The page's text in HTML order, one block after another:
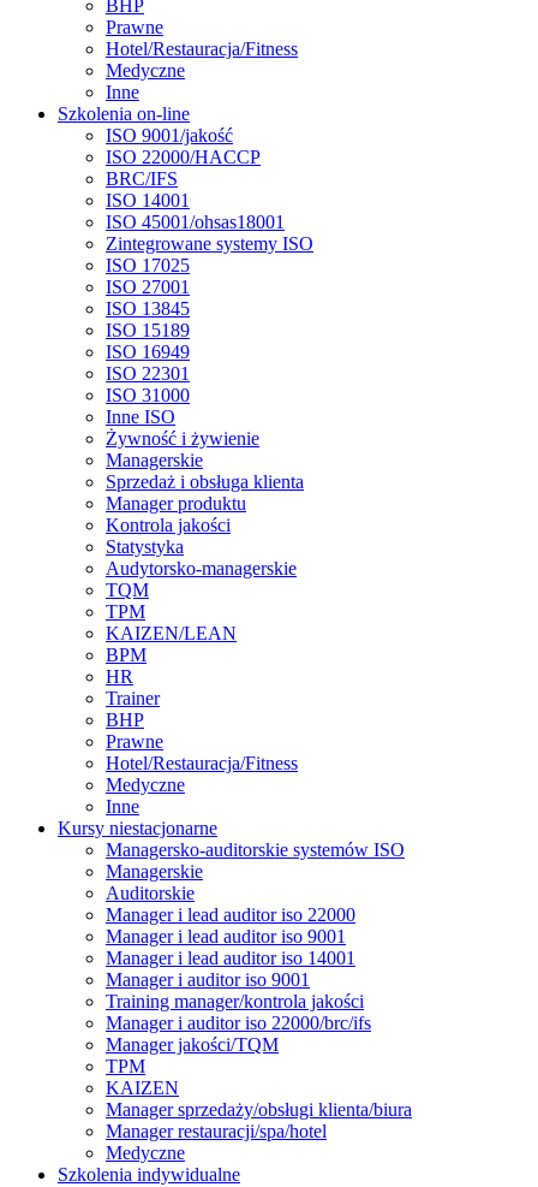
BHP
Prawne
Hotel/Restauracja/Fitness
Medyczne
Inne
Szkolenia on-line
ISO 9001/jakość
ISO 22000/HACCP
BRC/IFS
ISO 14001
ISO 45001/ohsas18001
Zintegrowane systemy ISO
ISO 17025
ISO 27001
ISO 13845
ISO 15189
ISO 16949
ISO 22301
ISO 31000
Inne ISO
Żywność i żywienie
Managerskie
Sprzedaż i obsługa klienta
Manager produktu
Kontrola jakości
Statystyka
Audytorsko-managerskie
TQM
TPM
KAIZEN/LEAN
BPM
HR
Trainer
BHP
Prawne
Hotel/Restauracja/Fitness
Medyczne
Inne
Kursy niestacjonarne
Managersko-auditorskie systemów ISO
Managerskie
Auditorskie
Manager i lead auditor iso 22000
Manager i lead auditor iso 9001
Manager i lead auditor iso 14001
Manager i auditor iso 9001
Training manager/kontrola jakości
Manager i auditor iso 22000/brc/ifs
Manager jakości/TQM
TPM
KAIZEN
Manager sprzedaży/obsługi klienta/biura
Manager restauracji/spa/hotel
Medyczne
Szkolenia indywidualne